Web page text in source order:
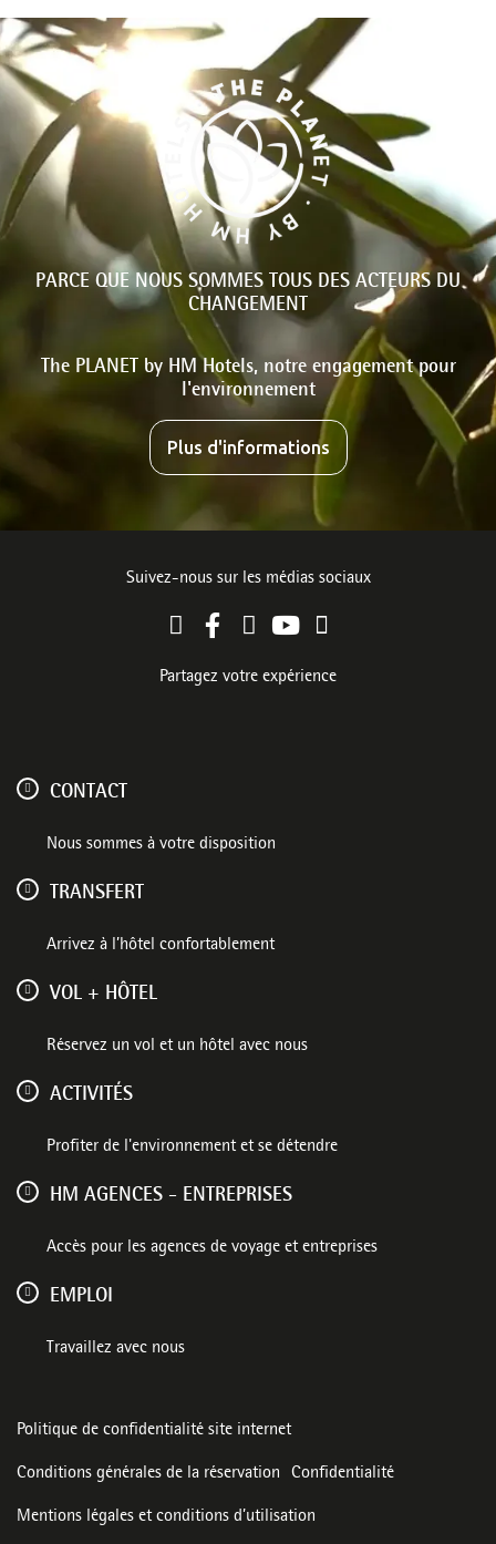
PARCE QUE NOUS SOMMES TOUS DES ACTEURS DU
CHANGEMENT
The PLANET by HM Hotels, notre engagement pour
l'environnement
Plus d'informations
Suivez-nous sur les médias sociaux
Partagez votre expérience
CONTACT
Nous sommes à votre disposition
TRANSFERT
Arrivez à l’hôtel confortablement
VOL + HÔTEL
Réservez un vol et un hôtel avec nous
ACTIVITÉS
Profiter de l'environnement et se détendre
HM AGENCES - ENTREPRISES
Accès pour les agences de voyage et entreprises
EMPLOI
Travaillez avec nous
Politique de confidentialité site internet
Conditions générales de la réservation Confidentialité
Mentions légales et conditions d’utilisation